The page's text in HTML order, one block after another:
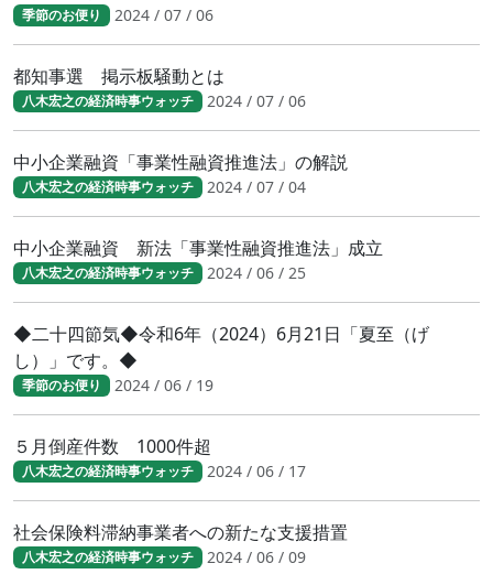
季節のお便り 2024 / 07 / 06
都知事選 掲示板騒動とは
八木宏之の経済時事ウォッチ 2024 / 07 / 06
中小企業融資「事業性融資推進法」の解説
八木宏之の経済時事ウォッチ 2024 / 07 / 04
中小企業融資 新法「事業性融資推進法」成立
八木宏之の経済時事ウォッチ 2024 / 06 / 25
◆二十四節気◆令和6年（2024）6月21日「夏至（げ
し）」です。◆
季節のお便り 2024 / 06 / 19
５月倒産件数 1000件超
八木宏之の経済時事ウォッチ 2024 / 06 / 17
社会保険料滞納事業者への新たな支援措置
八木宏之の経済時事ウォッチ 2024 / 06 / 09